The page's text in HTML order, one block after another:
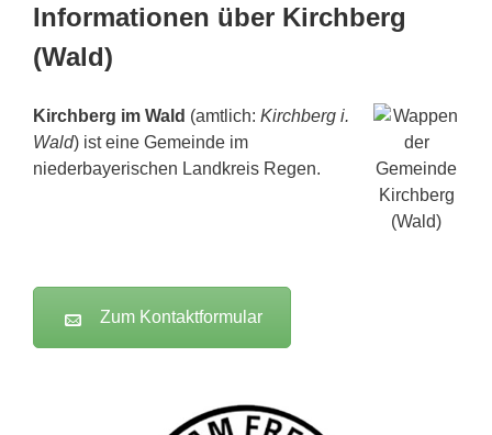
Informationen über Kirchberg
(Wald)
Kirchberg im Wald (amtlich: Kirchberg i.
Wald) ist eine Gemeinde im
niederbayerischen Landkreis Regen.
Zum Kontaktformular